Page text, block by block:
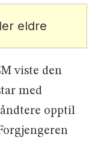
eldre
viste den
med
opptil